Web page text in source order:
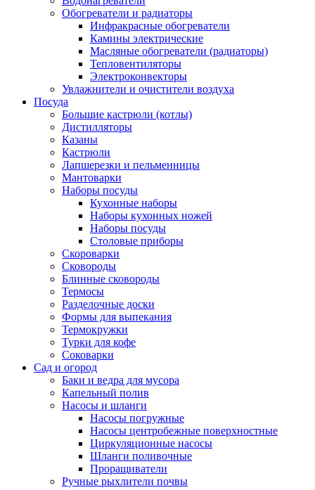
Обогреватели и радиаторы
Инфракрасные обогреватели
Камины электрические
Масляные обогреватели (радиаторы)
Тепловентиляторы
Электроконвекторы
Увлажнители и очистители воздуха
Посуда
Большие кастрюли (котлы)
Дистилляторы
Казаны
Кастрюли
Лапшерезки и пельменницы
Мантоварки
Наборы посуды
Кухонные наборы
Наборы кухонных ножей
Наборы посуды
Столовые приборы
Скороварки
Сковороды
Блинные сковороды
Термосы
Разделочные доски
Формы для выпекания
Термокружки
Турки для кофе
Соковарки
Сад и огород
Баки и ведра для мусора
Капельный полив
Насосы и шланги
Насосы погружные
Насосы центробежные поверхностные
Циркуляционные насосы
Шланги поливочные
Проращиватели
Ручные рыхлители почвы